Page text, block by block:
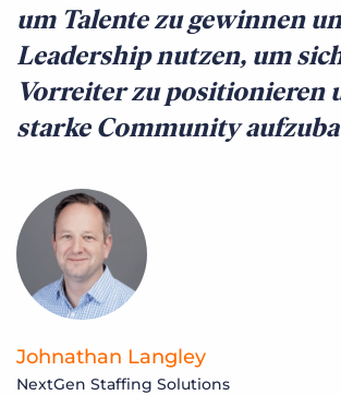
um Talente zu gewinnen
Leadership nutzen, um
Vorreiter zu positionieren
starke Community
Johnathan Langley
NextGen Staffing Solutions